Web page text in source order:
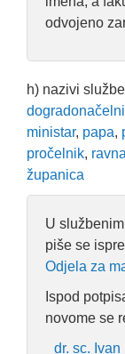
odvojeno
h) nazivi
ministar, papa,
pročelnik,
županica
U
piše se
Odjela za
Ispod
novome se
dr. sc. Ivan